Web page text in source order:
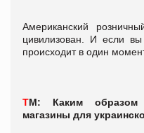
Американский
цивилизован. И если вы
происходит в один
ТМ: Каким образом
магазины для